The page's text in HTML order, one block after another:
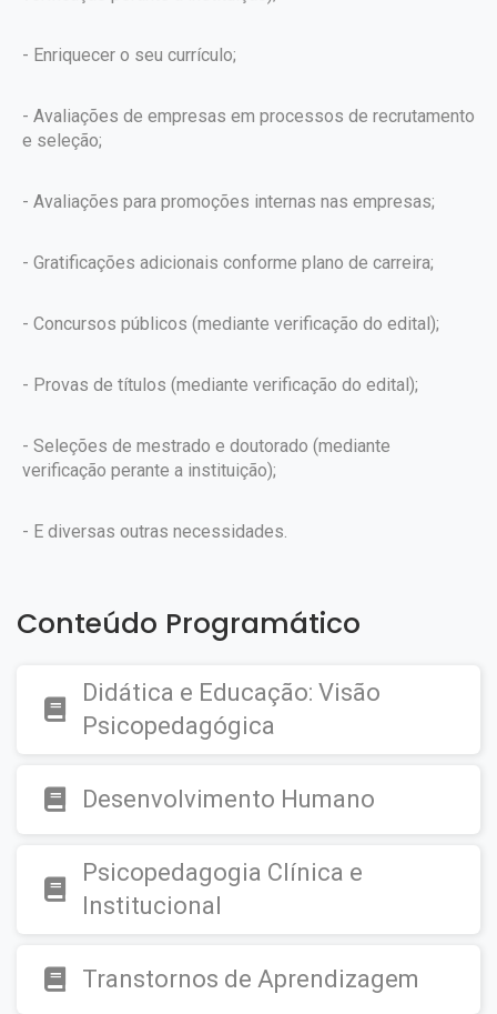
- Enriquecer o seu currículo;
- Avaliações de empresas em processos de recrutamento
e seleção;
- Avaliações para promoções internas nas empresas;
- Gratificações adicionais conforme plano de carreira;
- Concursos públicos (mediante verificação do edital);
- Provas de títulos (mediante verificação do edital);
- Seleções de mestrado e doutorado (mediante
verificação perante a instituição);
- E diversas outras necessidades.
Conteúdo Programático
Didática e Educação: Visão
Psicopedagógica
Desenvolvimento Humano
Psicopedagogia Clínica e
Institucional
Transtornos de Aprendizagem